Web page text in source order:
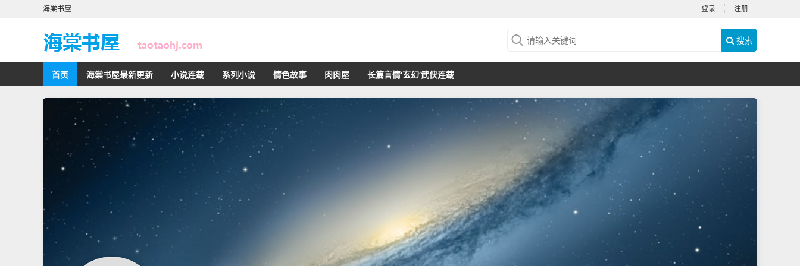
海棠书屋 登录 注册
搜索
首页 海棠书屋最新更新 小说连载 系列小说 情色故事 肉肉屋 长篇言情‘玄幻’武侠连载